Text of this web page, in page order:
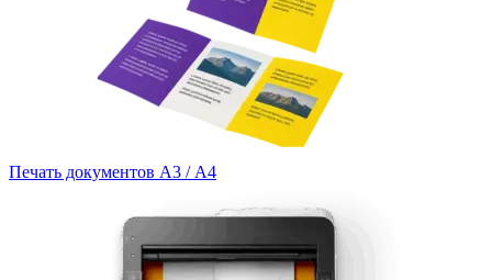
Печать документов А3 / А4